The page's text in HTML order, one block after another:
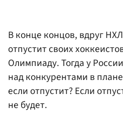
В конце концов, вдруг
отпустит своих
Олимпиаду. Тогда у
над конкурентами в
если отпустит? Если
не будет.